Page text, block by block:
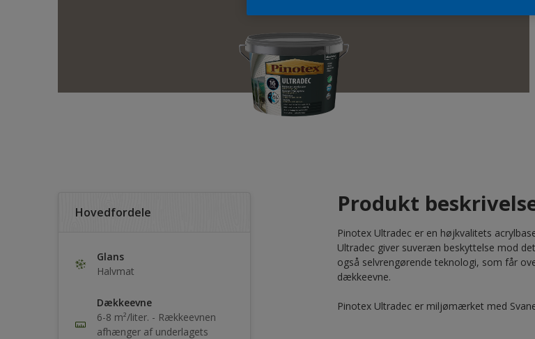
Hovedfordele
Glans
Halvmat
Dækkeevne
6-8 m²/liter. - Rækkeevnen
afhænger af underlagets
Produkt
Pinotex Ultradec er en højkvalitets
Ultradec giver suveræn beskyttelse mod
også selvrengørende teknologi, som får
dækkeevne.
Pinotex Ultradec er miljømærket med